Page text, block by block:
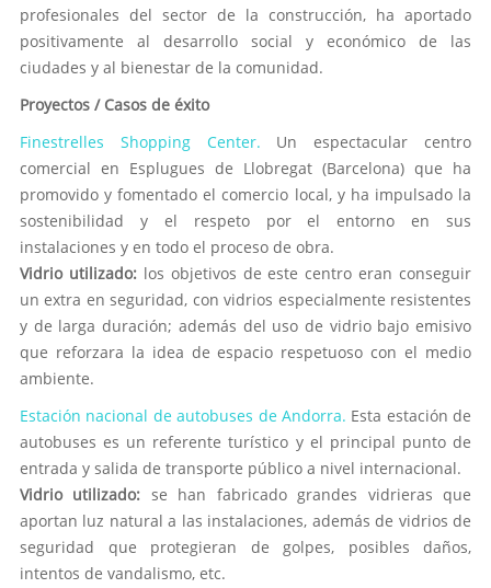
profesionales del sector de la construcción, ha aportado
positivamente al desarrollo social y económico de las
ciudades y al bienestar de la comunidad.
Proyectos / Casos de éxito
Finestrelles Shopping Center. Un espectacular centro
comercial en Esplugues de Llobregat (Barcelona) que ha
promovido y fomentado el comercio local, y ha impulsado la
sostenibilidad y el respeto por el entorno en sus
instalaciones y en todo el proceso de obra.
Vidrio utilizado:los objetivos de este centro eran conseguir
un extra en seguridad, con vidrios especialmente resistentes
y de larga duración; además del uso de vidrio bajo emisivo
que reforzara la idea de espacio respetuoso con el medio
ambiente.
Estación nacional de autobuses de Andorra. Esta estación de
autobuses es un referente turístico y el principal punto de
entrada y salida de transporte público a nivel internacional.
Vidrio utilizado: se han fabricado grandes vidrieras que
aportan luz natural a las instalaciones, además de vidrios de
seguridad que protegieran de golpes, posibles daños,
intentos de vandalismo, etc.